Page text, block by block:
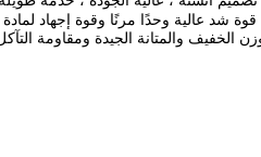
الخفيف والمتانة الجيدة ومقاومة